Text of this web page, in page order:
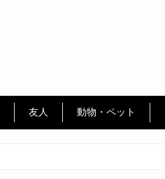
友人 動物・ペット